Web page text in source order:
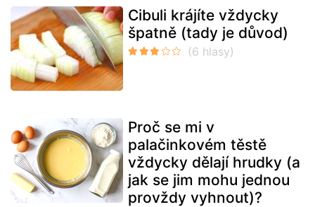
Cibuli krájíte vždycky
špatně (tady je důvod)
Proč se mi v
palačinkovém těstě
vždycky dělají hrudky (a
jak se jim mohu jednou
provždy vyhnout)?